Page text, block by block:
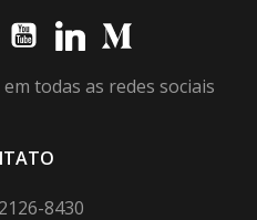
todas as redes sociais
8430